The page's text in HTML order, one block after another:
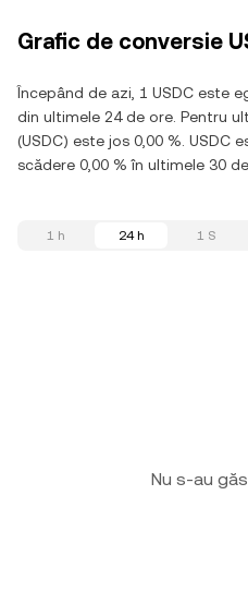
Grafic de conversie
Începând de azi, 1 USDC este
din ultimele 24 de ore. Pentru
(USDC) este jos 0,00 %. USDC
scădere 0,00 % în ultimele 30
1 h 24 h 1 S
Nu s-au